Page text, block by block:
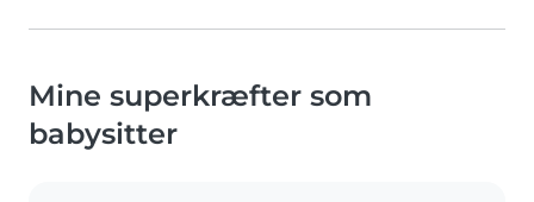
Mine superkræfter som
babysitter